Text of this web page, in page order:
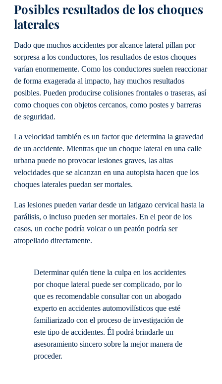
Posibles resultados de los choques
laterales
Dado que muchos accidentes por alcance lateral pillan por
sorpresa a los conductores, los resultados de estos choques
varían enormemente. Como los conductores suelen reaccionar
de forma exagerada al impacto, hay muchos resultados
posibles. Pueden producirse colisiones frontales o traseras, así
como choques con objetos cercanos, como postes y barreras
de seguridad.
La velocidad también es un factor que determina la gravedad
de un accidente. Mientras que un choque lateral en una calle
urbana puede no provocar lesiones graves, las altas
velocidades que se alcanzan en una autopista hacen que los
choques laterales puedan ser mortales.
Las lesiones pueden variar desde un latigazo cervical hasta la
parálisis, o incluso pueden ser mortales. En el peor de los
casos, un coche podría volcar o un peatón podría ser
atropellado directamente.
Determinar quién tiene la culpa en los accidentes
por choque lateral puede ser complicado, por lo
que es recomendable consultar con un abogado
experto en accidentes automovilísticos que esté
familiarizado con el proceso de investigación de
este tipo de accidentes. Él podrá brindarle un
asesoramiento sincero sobre la mejor manera de
proceder.